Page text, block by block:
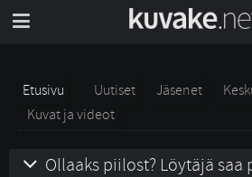
Etusivu Uutiset Jäsenet
Kuvat ja videot
Ollaaks piilost? Löytäjä saa